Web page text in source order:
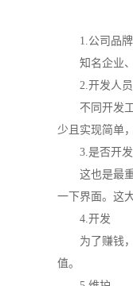
1.公司品
知名企业
2.开发人
不同开发
少且实现简单
3.是否开
这也是最
一下界面。这
4.开发
为了赚钱
值。